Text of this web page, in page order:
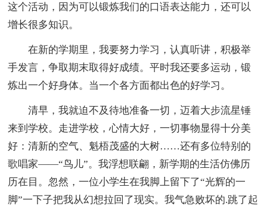
这个活动，因为可以锻炼我们的口语表达能力，还可以
增长很多知识。
在新的学期里，我要努力学习，认真听讲，积极举
手发言，争取期末取得好成绩。平时我还要多运动，锻
炼出一个好身体。当一个各方面都出色的好学习。
清早，我就迫不及待地准备一切，迈着大步流星锤
来到学校。走进学校，心情大好，一切事物显得十分美
好：清新的空气、魁梧茂盛的大树……还有多位特别的
歌唱家——“鸟儿”。我浮想联翩，新学期的生活仿佛历
历在目。忽然，一位小学生在我脚上留下了“光辉的一
脚”一下子把我从幻想拉回了现实。我气急败坏的.跳了起